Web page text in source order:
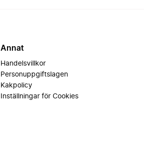
Annat
Handelsvillkor
Personuppgiftslagen
Kakpolicy
Inställningar för Cookies